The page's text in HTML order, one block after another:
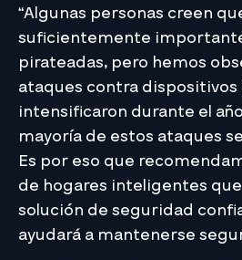
“Algunas personas creen
suficientemente
pirateadas, pero hemos
ataques contra
intensificaron durante el
mayoría de estos ataques
Es por eso que
de hogares inteligentes
solución de seguridad
ayudará a mantenerse